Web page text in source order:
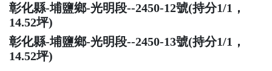
彰化縣-埔鹽鄉-光明段--2450-12號(持分1/1，
14.52坪)
彰化縣-埔鹽鄉-光明段--2450-13號(持分1/1，
14.52坪)